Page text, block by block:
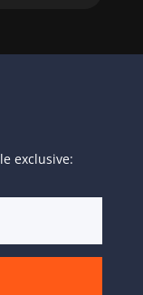
exclusive: